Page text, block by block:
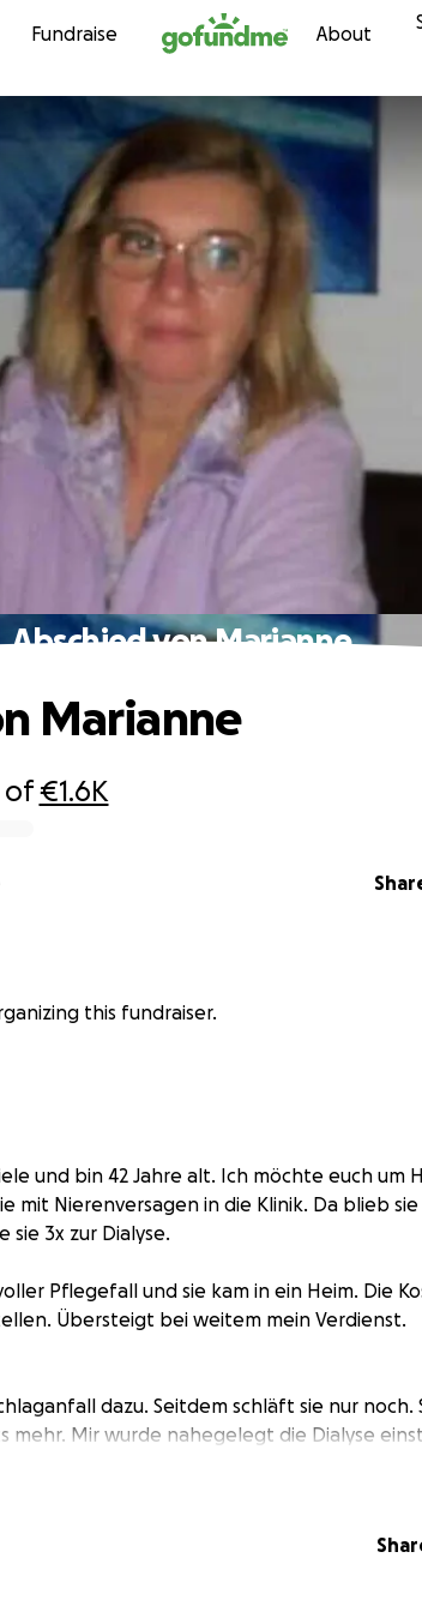
Skip to content
Fundraise About
Abschied von Marianne
of€1.6K
Marianne
this fundraiser.
und bin 42 Jahre alt. Ich möchte euch
mit Nierenversagen in die Klinik. Da blieb
sie 3x zur Dialyse.
Pflegefall und sie kam in ein Heim. Die
Übersteigt bei weitem mein Verdienst.
dazu. Seitdem schläft sie nur noch.
mehr. Mir wurde nahegelegt die Dialyse
sie wird gehen. Bei Bewusstsein ist sie